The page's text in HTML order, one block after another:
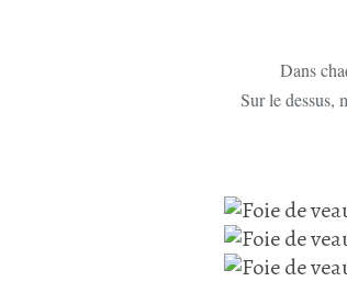
Dans
Sur le dessus,